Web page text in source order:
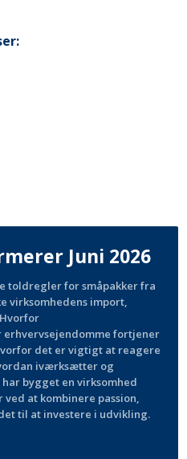
Juni 2026
toldregler for småpakker fra
virksomhedens import,
fortjener
det er vigtigt at reagere
iværksætter og
bygget en virksomhed
at kombinere passion,
til at investere i udvikling.